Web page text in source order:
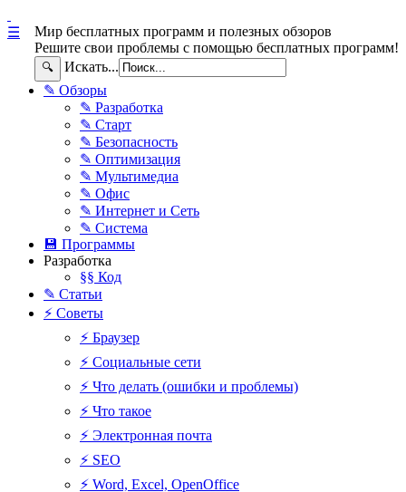
Мир бесплатных программ и полезных обзоров
Решите свои проблемы с помощью бесплатных программ!
🔍 Искать...
☰
✎ Обзоры
✎ Разработка
✎ Старт
✎ Безопасность
✎ Оптимизация
✎ Мультимедиа
✎ Офис
✎ Интернет и Сеть
✎ Система
💾 Программы
Разработка
§§ Код
✎ Статьи
⚡ Советы
⚡ Браузер
⚡ Социальные сети
⚡ Что делать (ошибки и проблемы)
⚡ Что такое
⚡ Электронная почта
⚡ SEO
⚡ Word, Excel, OpenOffice